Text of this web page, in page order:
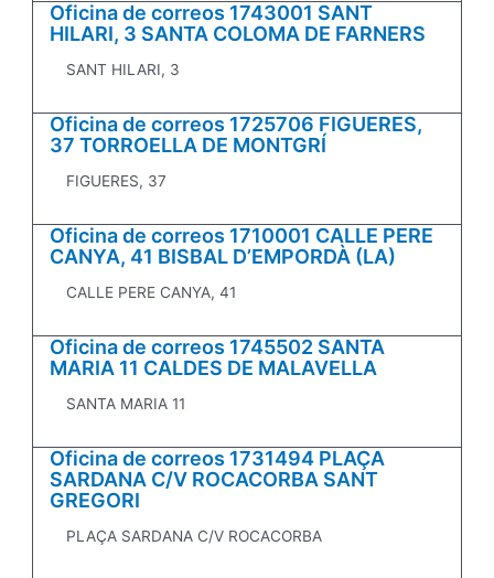
Oficina de correos 1743001 SANT
HILARI, 3 SANTA COLOMA DE FARNERS
SANT HILARI, 3
Oficina de correos 1725706 FIGUERES,
37 TORROELLA DE MONTGRÍ
FIGUERES, 37
Oficina de correos 1710001 CALLE PERE
CANYA, 41 BISBAL D’EMPORDÀ (LA)
CALLE PERE CANYA, 41
Oficina de correos 1745502 SANTA
MARIA 11 CALDES DE MALAVELLA
SANTA MARIA 11
Oficina de correos 1731494 PLAÇA
SARDANA C/V ROCACORBA SANT
GREGORI
PLAÇA SARDANA C/V ROCACORBA